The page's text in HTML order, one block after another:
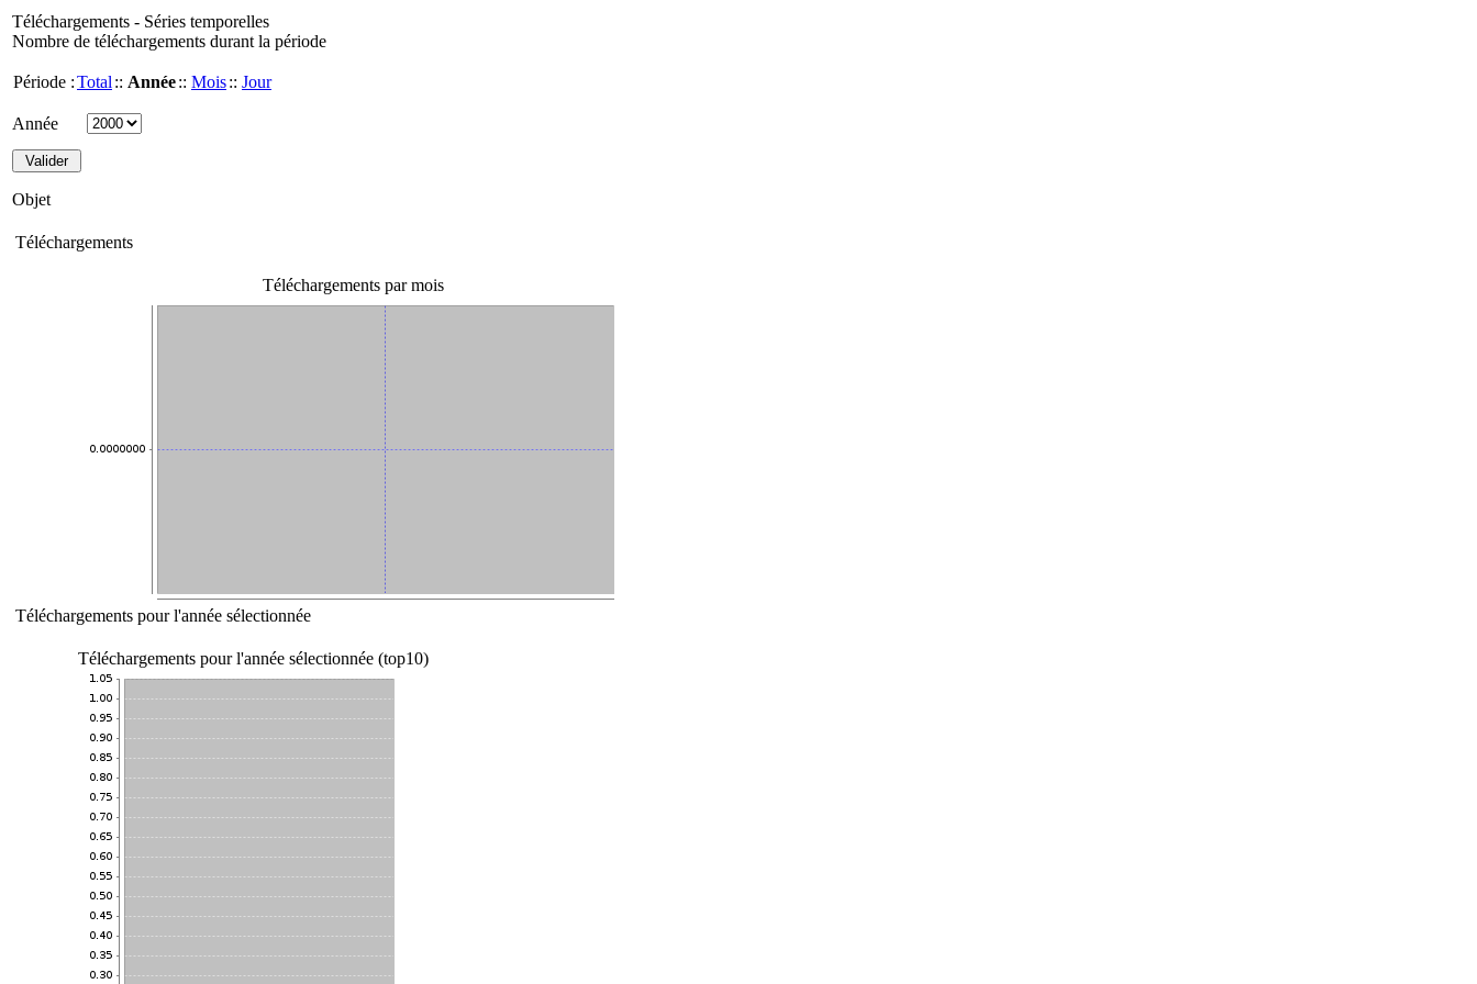
Téléchargements - Séries temporelles
Nombre de téléchargements durant la période
Période :Total :: Année:: Mois:: Jour
Année
Objet
Téléchargements
Téléchargements par mois
Téléchargements pour l'année sélectionnée
Téléchargements pour l'année sélectionnée (top10)